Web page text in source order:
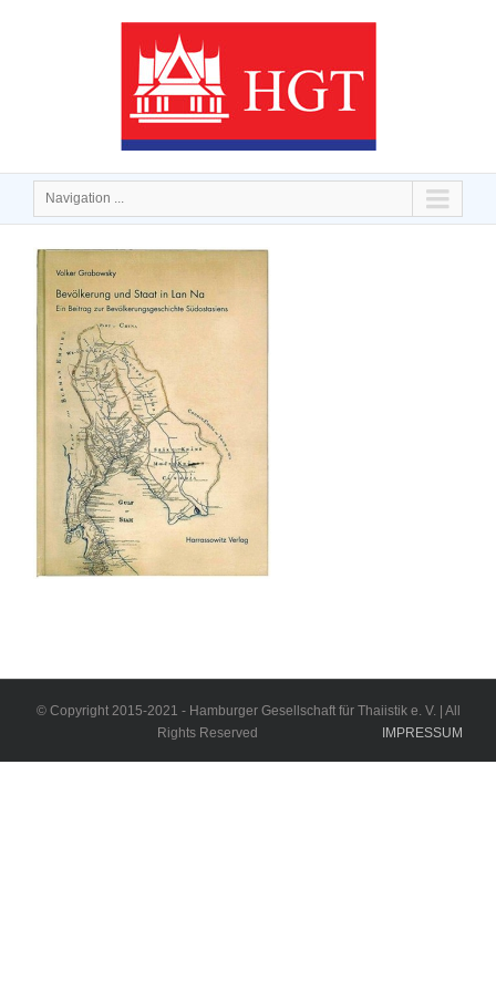
Navigation ...
© Copyright 2015-2021 - Hamburger Gesellschaft für Thaiistik e. V. | All
Rights Reserved
IMPRESSUM